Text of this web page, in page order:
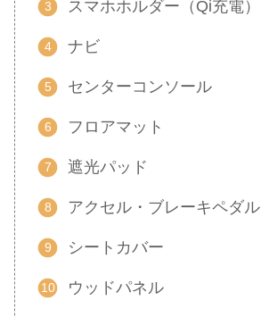
スマホホルダー（Qi充電）
ナビ
センターコンソール
フロアマット
遮光パッド
アクセル・ブレーキペダル
シートカバー
ウッドパネル